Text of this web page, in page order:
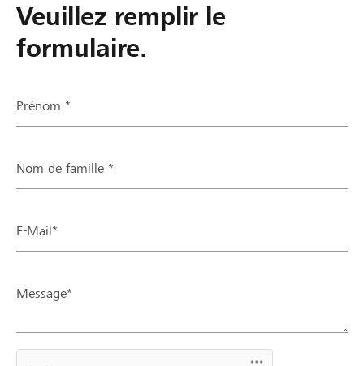
Veuillez remplir le
formulaire.
Prénom *
Nom de famille *
E-Mail*
Message*